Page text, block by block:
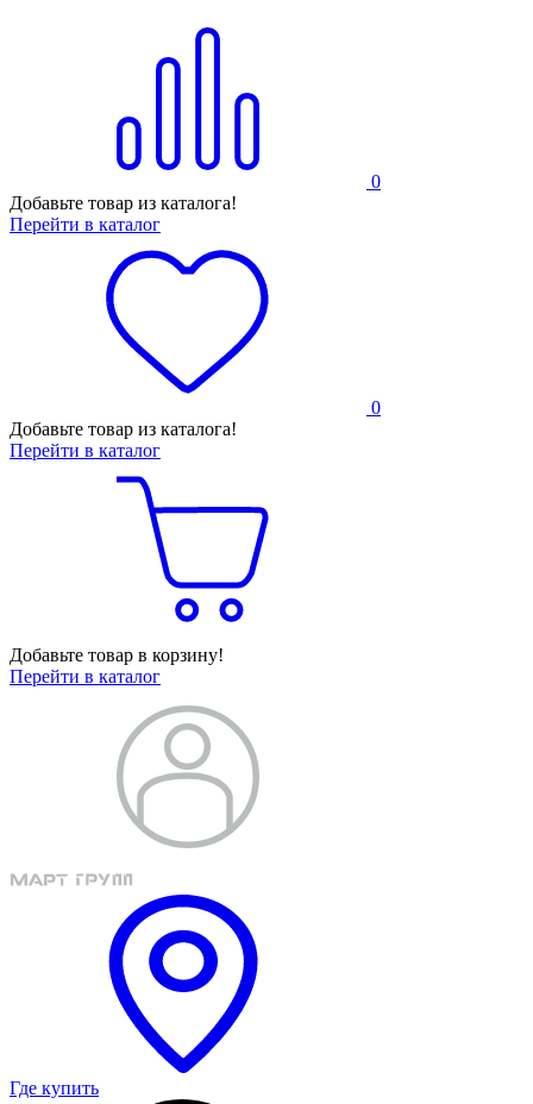
0
Добавьте товар из каталога!
Перейти в каталог
0
Добавьте товар из каталога!
Перейти в каталог
Добавьте товар в корзину!
Перейти в каталог
Где купить